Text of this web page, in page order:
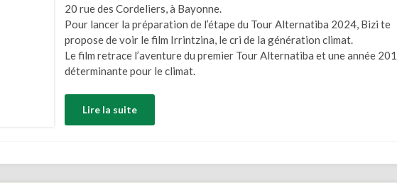
20 rue des Cordeliers, à Bayonne.
Pour lancer la préparation de l’étape du Tour Alternatiba 2024, Bizi te
propose de voir le film Irrintzina, le cri de la génération climat.
Le film retrace l’aventure du premier Tour Alternatiba et une année
déterminante pour le climat.
Lire la suite